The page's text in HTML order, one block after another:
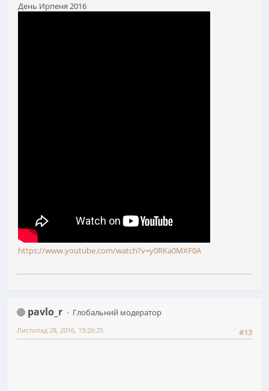
День Ирпеня 2016
https://www.youtube.com/watch?v=y0RKa0MXF0A
pavlo_r
Глобальний модератор
#13
Листопад 28, 2016, 19:26:25